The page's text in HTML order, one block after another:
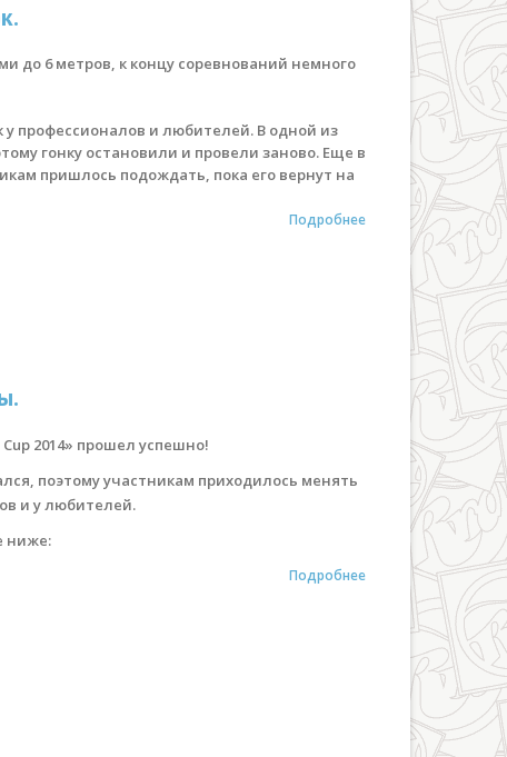
до 6 метров, к концу соревнований немного
у профессионалов и любителей. В одной из
гонку остановили и провели заново. Еще в
пришлось подождать, пока его вернут на
Подробнее
Cup 2014» прошел успешно!
поэтому участникам приходилось менять
и у любителей.
ниже:
Подробнее